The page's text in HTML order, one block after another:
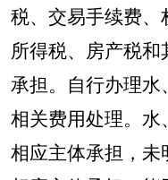
税、交易手续费、
所得税、房产税
承担。自行办理水
相关费用处理。
相应主体承担，